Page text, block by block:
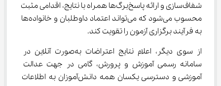
شفاف‌سازی و ارائه پاسخ‌برگ‌ها همراه با نتایج، اقدامی مثبت
محسوب می‌شود که می‌تواند اعتماد داوطلبان و خانواده‌ها
به فرآیند برگزاری آزمون را تقویت کند.
از سوی دیگر، اعلام نتایج اعتراضات به‌صورت آنلاین در
سامانه رسمی آموزش و پرورش، گامی در جهت عدالت
آموزشی و دسترسی یکسان همه دانش‌آموزان به اطلاعات